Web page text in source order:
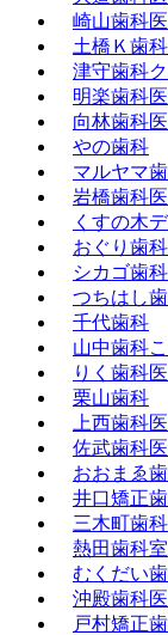
崎山歯科
土橋Ｋ歯
津守歯科
明楽歯科
向林歯科
やの歯科
マルヤマ
岩橋歯科
くすの木
おぐり歯
シカゴ歯
つちはし
千代歯科
山中歯科
りく歯科
栗山歯科
上西歯科
佐武歯科
おおまゑ
井口矯正
三木町歯科
熱田歯科室
むくだい
沖殿歯科
戸村矯正